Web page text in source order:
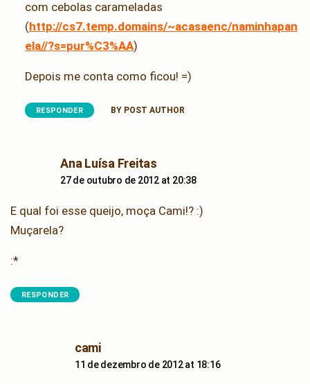
com cebolas carameladas
(http://cs7.temp.domains/~acasaenc/naminhapan
ela//?s=pur%C3%AA)
Depois me conta como ficou! =)
RESPONDER BY POST AUTHOR
Ana Luísa Freitassays:
27 de outubro de 2012 at 20:38
E qual foi esse queijo, moça Cami!? :)
Muçarela?
:*
RESPONDER
camisays:
11 de dezembro de 2012 at 18:16